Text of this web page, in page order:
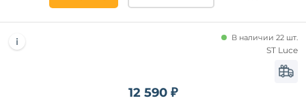
12 590 ₽
В наличии 22 шт.
ST Luce